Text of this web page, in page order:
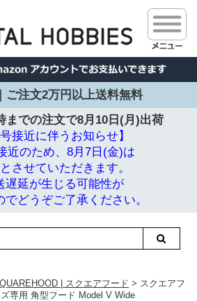
ご注文2万円以上送料無料
までの注文で8月10日(月)出荷
号接近に伴うお知らせ】
近のため、8月7日(金)は
させていただきます。
遅延が生じる可能性が
でどうぞご了承ください。
| スクエアフード > スクエアフ
専用 角型フード Model V Wide